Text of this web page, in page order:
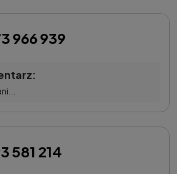
966 939
581 214